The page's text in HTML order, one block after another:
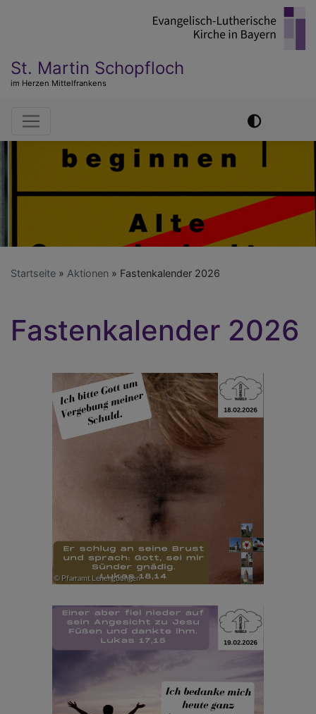
St. Martin Schopfloch
im Herzen Mittelfrankens
Hauptnavigation
Startseite Aktionen Fastenkalender 2026
Fastenkalender 2026